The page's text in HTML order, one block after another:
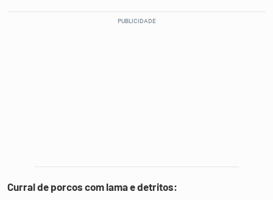
Dicionário
Curral de porcos com lama e detritos: